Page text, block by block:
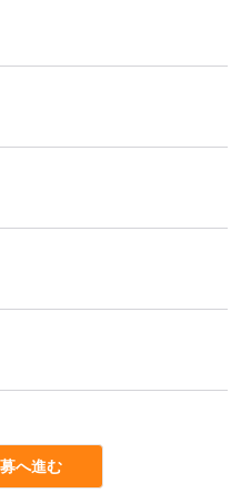
へ進む